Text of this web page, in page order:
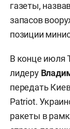
газеты,
запасов
позиции
В конце июля
лидеру
передать
Patriot.
ракеты в